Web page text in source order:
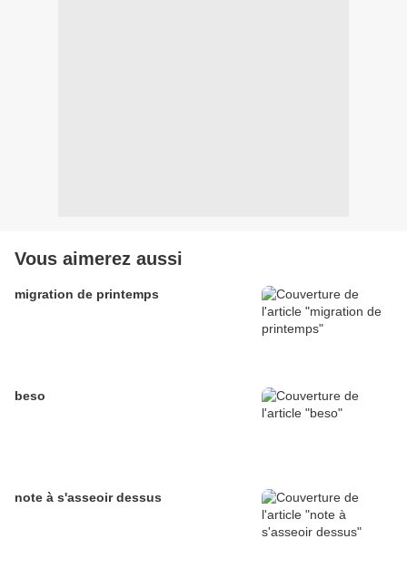
Vous aimerez aussi
migration de printemps
beso
note à s'asseoir dessus